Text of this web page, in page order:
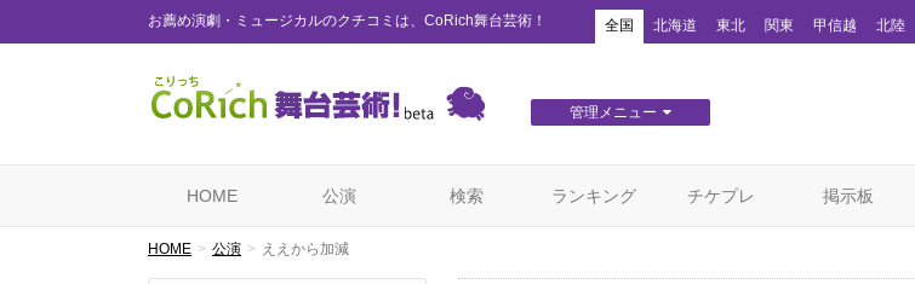
お薦め演劇・ミュージカルのクチコミは、CoRich舞台芸術！ 全国 北海道 東北 関東 甲信越 北陸
管理メニュー
HOME 公演 検索 ランキング チケプレ 掲示板
HOME 公演 ええから加減